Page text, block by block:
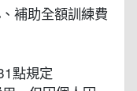
補助全額訓練費
點規定